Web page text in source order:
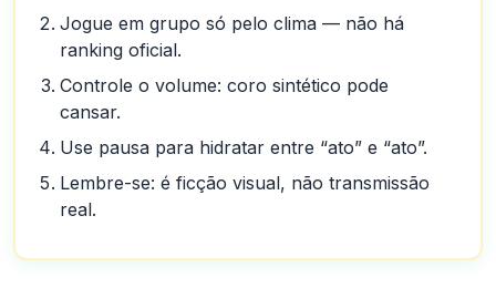
Jogue em grupo só pelo clima — não há
ranking oficial.
Controle o volume: coro sintético pode
cansar.
Use pausa para hidratar entre “ato” e “ato”.
Lembre-se: é ficção visual, não transmissão
real.